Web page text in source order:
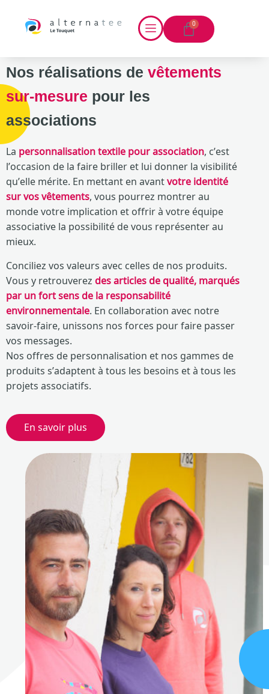
0
Nos réalisations de vêtements
sur-mesure pour les
associations
La personnalisation textile pour association, c’est
l’occasion de la faire briller et lui donner la visibilité
qu’elle mérite. En mettant en avantvotre identité
sur vos vêtements, vous pourrez montrer au
monde votre implication et offrir à votre équipe
associative la possibilité de vous représenter au
mieux.
Conciliez vos valeurs avec celles de nos produits.
Vous y retrouverez des articles de qualité, marqués
par un fort sens de la responsabilité
environnementale. En collaboration avec notre
savoir-faire, unissons nos forces pour faire passer
vos messages.
Nos offres de personnalisation et nos gammes de
produits s’adaptent à tous les besoins et à tous les
projets associatifs.
En savoir plus